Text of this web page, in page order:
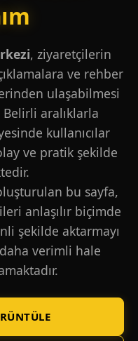
, ziyaretçilerin
ve rehber
ulaşabilmesi
Belirli aralıklarla
kullanıcılar
ve pratik şekilde
bu sayfa,
anlaşılır biçimde
şekilde aktarmayı
verimli hale